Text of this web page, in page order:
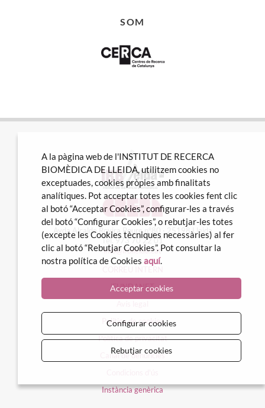
SOM
Avda Alcalde Rovira Roure nº80 · 25198 Lleida
Tel. 973 70 22 01
info@irblleida.cat
iFUNDANET
Política de cookies
Política de privacitat
Canal de denúncies
Instància genèrica
A la pàgina web de l'INSTITUT DE RECERCA
BIOMÈDICA DE LLEIDA, utilitzem cookies no
exceptuades, cookies pròpies amb finalitats
analítiques. Pot acceptar totes les cookies fent clic
al botó “Acceptar Cookies”, configurar-les a través
del botó “Configurar Cookies”, o rebutjar-les totes
(excepte les Cookies tècniques necessàries) al fer
clic al botó “Rebutjar Cookies”. Pot consultar la
nostra política de Cookies aquí.
Acceptar cookies
Configurar cookies
Rebutjar cookies